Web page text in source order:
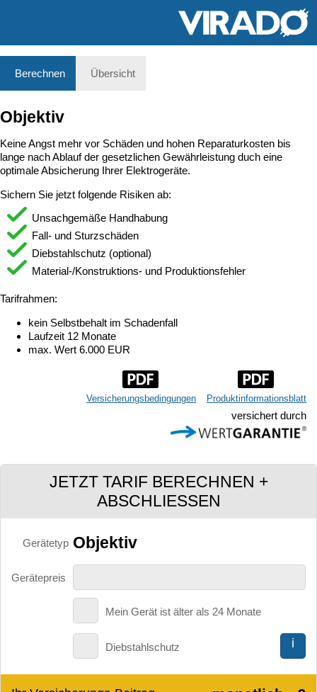
Berechnen Übersicht
Objektiv
Keine Angst mehr vor Schäden und hohen Reparaturkosten bis
lange nach Ablauf der gesetzlichen Gewährleistung duch eine
optimale Absicherung Ihrer Elektrogeräte.
Sichern Sie jetzt folgende Risiken ab:
Unsachgemäße Handhabung
Fall- und Sturzschäden
Diebstahlschutz (optional)
Material-/Konstruktions- und Produktionsfehler
Tarifrahmen:
kein Selbstbehalt im Schadenfall
Laufzeit 12 Monate
max. Wert 6.000 EUR
Produktinformationsblatt
Versicherungsbedingungen
versichert durch
JETZT TARIF BERECHNEN +
ABSCHLIESSEN
Gerätetyp Objektiv
Gerätepreis
Mein Gerät ist älter als 24 Monate
i
Diebstahlschutz